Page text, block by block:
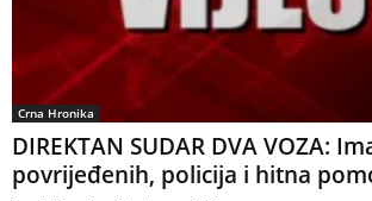
Crna Hronika
DIREKTAN SUDAR DVA VOZA:
povrijeđenih, policija i hitna